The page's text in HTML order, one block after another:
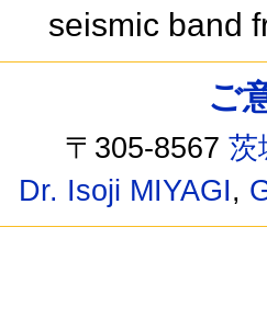
seismic band
ご
〒305-8567茨
Dr. Isoji MIYAGI,